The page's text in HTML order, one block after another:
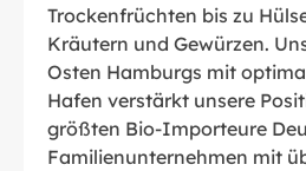
Trockenfrüchten bis zu
Kräutern und Gewürzen.
Osten Hamburgs mit
Hafen verstärkt unsere
größten Bio-Importeure
Familienunternehmen mit